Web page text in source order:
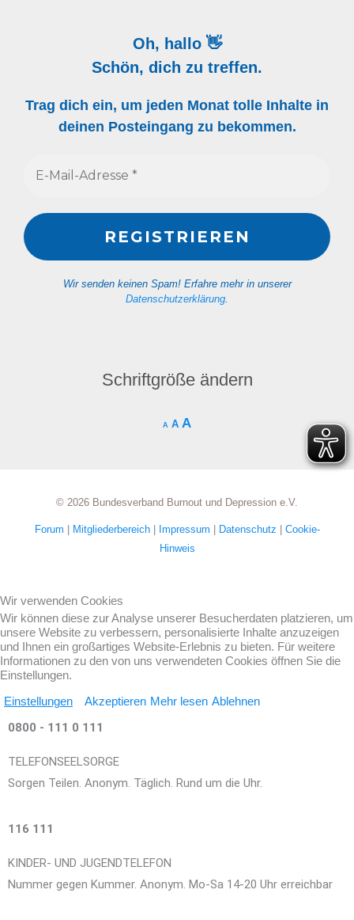
Oh, hallo 👋
Schön, dich zu treffen.
Trag dich ein, um jeden Monat tolle Inhalte in
deinen Posteingang zu bekommen.
Wir senden keinen Spam! Erfahre mehr in unserer
Datenschutzerklärung
Schriftgröße ändern
A A A
© 2026 Bundesverband Burnout und Depression e.V.
Forum | Mitgliederbereich | Impressum | Datenschutz | Cookie-
Hinweis
Wir verwenden Cookies
Wir können diese zur Analyse unserer Besucherdaten platzieren, um
unsere Website zu verbessern, personalisierte Inhalte anzuzeigen
und Ihnen ein großartiges Website-Erlebnis zu bieten. Für weitere
Informationen zu den von uns verwendeten Cookies öffnen Sie die
Einstellungen.
Einstellungen Akzeptieren Mehr lesen Ablehnen
0800 - 111 0 111
TELEFONSEELSORGE
Sorgen Teilen. Anonym. Täglich. Rund um die Uhr.
116 111
KINDER- UND JUGENDTELEFON
Nummer gegen Kummer. Anonym. Mo-Sa 14-20 Uhr erreichbar